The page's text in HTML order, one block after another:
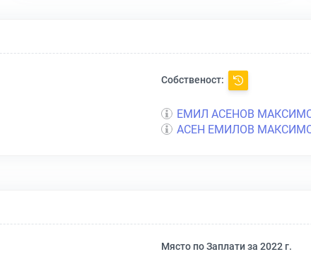
Собственост:
ЕМИЛ АСЕНОВ
АСЕН ЕМИЛОВ
Място по Заплати за 2022 г.